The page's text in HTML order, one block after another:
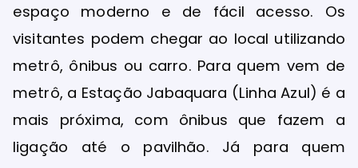
espaço moderno e de fácil acesso. Os
visitantes podem chegar ao local utilizando
metrô, ônibus ou carro. Para quem vem de
metrô, a Estação Jabaquara (Linha Azul) é a
mais próxima, com ônibus que fazem a
ligação até o pavilhão. Já para quem